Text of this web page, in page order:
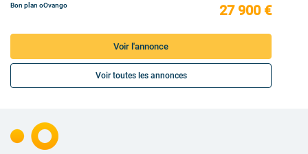
Bon plan oOvango 27 900 €
Voir l'annonce
Voir toutes les annonces